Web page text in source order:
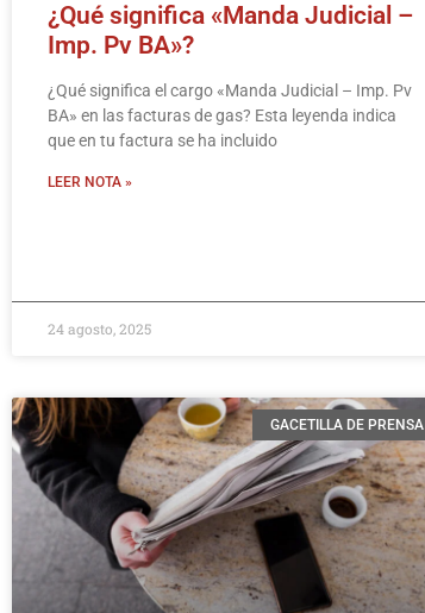
¿Qué significa «Manda Judicial –
Imp. Pv BA»?
¿Qué significa el cargo «Manda Judicial – Imp. Pv
BA» en las facturas de gas? Esta leyenda indica
que en tu factura se ha incluido
LEER NOTA »
24 agosto, 2025
GACETILLA DE PRENSA